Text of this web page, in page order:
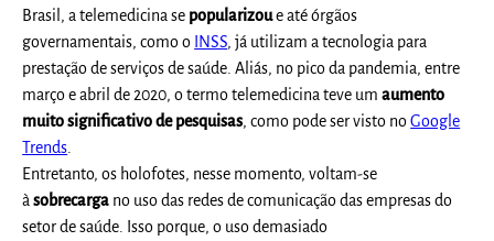
Brasil, a telemedicina se popularizoue até órgãos
governamentais, como o INSS, já utilizam a tecnologia para
prestação de serviços de saúde. Aliás, no pico da pandemia, entre
março e abril de 2020, o termo telemedicina teve umaumento
muito significativo de pesquisas, como pode ser visto noGoogle
Trends.
Entretanto, os holofotes, nesse momento, voltam-se
àsobrecarga no uso das redes de comunicação das empresas do
setor de saúde. Isso porque, o uso demasiado